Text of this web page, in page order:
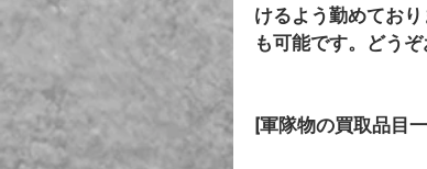
けるよう勤めてお
も可能です。どう
[軍隊物の買取品目